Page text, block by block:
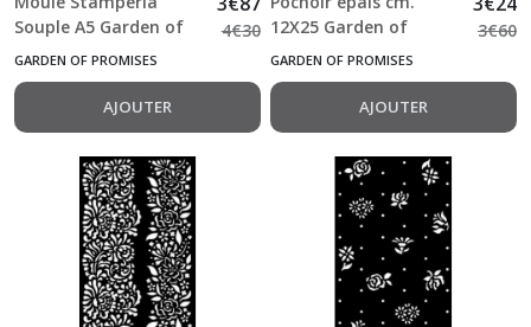
Souple A5 Garden of
Promises Old London
4€30
GARDEN OF PROMISES
AJOUTER
12X25 Garden of
Promises bird
3€60
GARDEN OF PROMISES
AJOUTER